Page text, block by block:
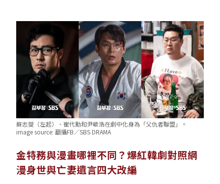
蘇志燮（左起）、崔代勳和尹敬浩在劇中化身為「父仇者聯盟」。
image source: 翻攝FB／SBS DRAMA
金特務與漫畫哪裡不同？爆紅韓劇對照網
漫身世與亡妻遺言四大改編